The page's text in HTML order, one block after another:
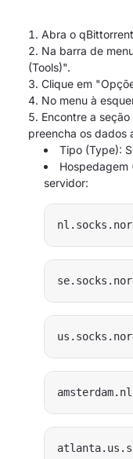
Abra o
Na barra de
(Tools)".
Clique em
No menu à
Encontre a
preencha os dados
Tipo (Type):
Hospedagem
servidor: